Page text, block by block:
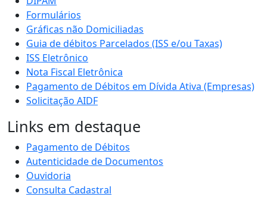
Formulários
Gráficas não Domiciliadas
Guia de débitos Parcelados (ISS e/ou Taxas)
ISS Eletrônico
Nota Fiscal Eletrônica
Pagamento de Débitos em Dívida Ativa (Empresas)
Solicitação AIDF
Links em destaque
Pagamento de Débitos
Autenticidade de Documentos
Ouvidoria
Consulta Cadastral